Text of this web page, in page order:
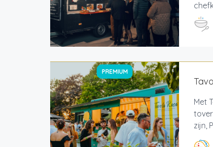
PREMIUM
Met
zijn,